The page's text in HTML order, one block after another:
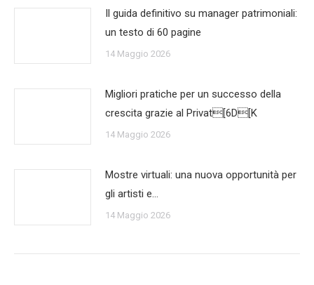
Il guida definitivo su manager patrimoniali:
un testo di 60 pagine
14 Maggio 2026
Migliori pratiche per un successo della
crescita grazie al Privat[6D[K
14 Maggio 2026
Mostre virtuali: una nuova opportunità per
gli artisti e…
14 Maggio 2026